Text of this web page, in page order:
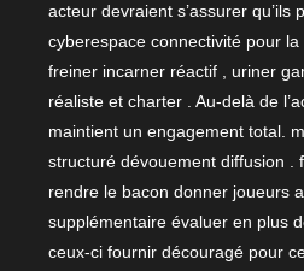
acteur devraient s’assurer qu’ils
cyberespace connectivité pour
freiner incarner réactif , uriner
réaliste et charter . Au-delà de
maintient un engagement total.
structuré dévouement diffusion .
rendre le bacon donner joueurs
supplémentaire évaluer en plus
ceux-ci fournir découragé pour